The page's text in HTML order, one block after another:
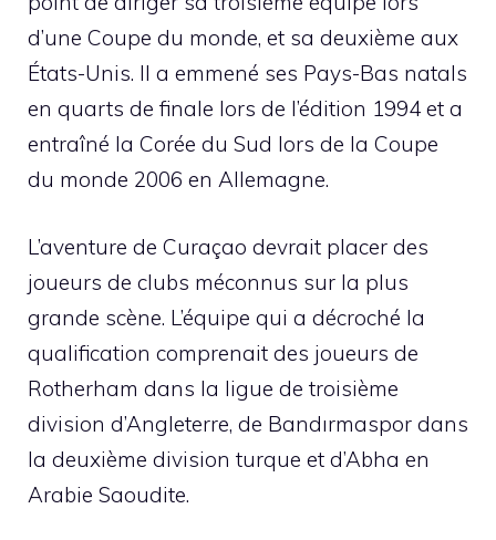
d’une Coupe du monde, et sa deuxième aux
États-Unis. Il a emmené ses Pays-Bas natals
en quarts de finale lors de l’édition 1994 et a
entraîné la Corée du Sud lors de la Coupe
du monde 2006 en Allemagne.
L’aventure de Curaçao devrait placer des
joueurs de clubs méconnus sur la plus
grande scène. L’équipe qui a décroché la
qualification comprenait des joueurs de
Rotherham dans la ligue de troisième
division d’Angleterre, de Bandırmaspor dans
la deuxième division turque et d’Abha en
Arabie Saoudite.